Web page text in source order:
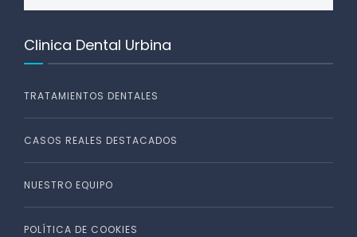
Clinica Dental Urbina
TRATAMIENTOS DENTALES
CASOS REALES DESTACADOS
NUESTRO EQUIPO
POLÍTICA DE COOKIES